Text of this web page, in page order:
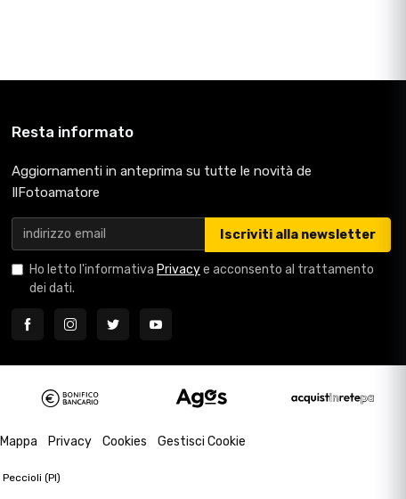
Resta informato
Aggiornamenti in anteprima su tutte le novità de
IlFotoamatore
Iscriviti alla newsletter
Ho letto l'informativa Privacye acconsento al trattamento
dei dati.
Mappa Privacy Cookies Gestisci Cookie
(PI)